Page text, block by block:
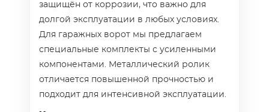
защищён от коррозии, что важно для
долгой эксплуатации в любых условиях.
Для гаражных ворот мы предлагаем
специальные комплекты с усиленными
компонентами. Металлический ролик
отличается повышенной прочностью и
подходит для интенсивной эксплуатации.